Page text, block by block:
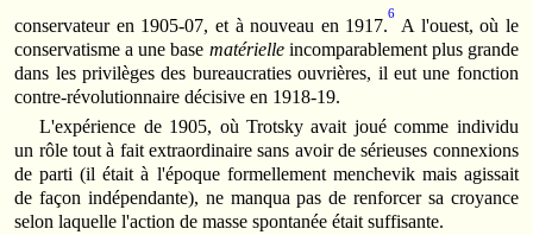
conservateur en 1905-07, et à nouveau en 1917.
6
A l'ouest, où le
conservatisme a une base matérielleincomparablement plus grande
dans les privilèges des bureaucraties ouvrières, il eut une fonction
contre-révolutionnaire décisive en 1918-19.
L'expérience de 1905, où Trotsky avait joué comme individu
un rôle tout à fait extraordinaire sans avoir de sérieuses connexions
de parti (il était à l'époque formellement menchevik mais agissait
de façon indépendante), ne manqua pas de renforcer sa croyance
selon laquelle l'action de masse spontanée était suffisante.